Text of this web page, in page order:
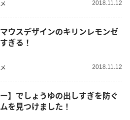
2018.11.12
ウスデザインのキリンレモンゼ
ぎる！
2018.11.12
ー】でしょうゆの出しすぎを防ぐ
を見つけました！